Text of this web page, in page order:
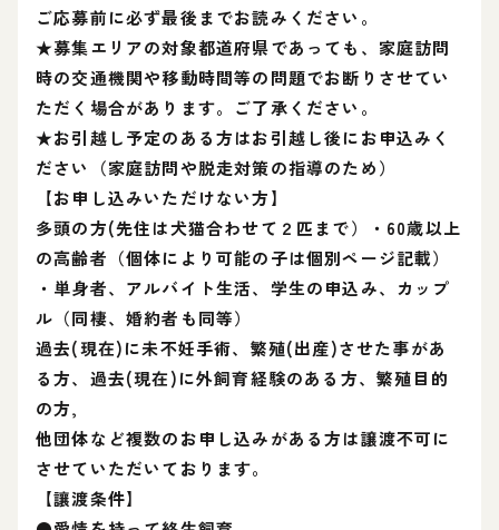
ご応募前に必ず最後までお読みください。
★募集エリアの対象都道府県であっても、家庭訪問
時の交通機関や移動時間等の問題でお断りさせてい
ただく場合があります。ご了承ください。
★お引越し予定のある方はお引越し後にお申込みく
ださい（家庭訪問や脱走対策の指導のため）
【お申し込みいただけない方】
多頭の方(先住は犬猫合わせて２匹まで）・60歳以上
の高齢者（個体により可能の子は個別ページ記載）
・単身者、アルバイト生活、学生の申込み、カップ
ル（同棲、婚約者も同等）
過去(現在)に未不妊手術、繁殖(出産)させた事があ
る方、過去(現在)に外飼育経験のある方、繁殖目的
の方,
他団体など複数のお申し込みがある方は譲渡不可に
させていただいております。
【讓渡条件】